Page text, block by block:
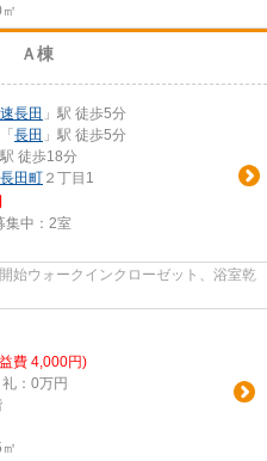
Ａ棟
長田 」駅 徒歩5分
「 長田 」駅 徒歩5分
駅 徒歩18分
長田町 ２丁目1
中： 2室
始ウォークインクローゼット、浴室乾
費 4,000円)
：0万円